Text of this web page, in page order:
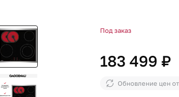
Под заказ
183 499 ₽
Обновление цен от